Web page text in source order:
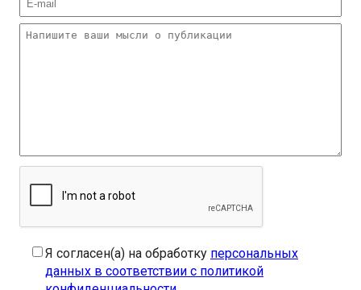
Я согласен(а) на обработку персональных
данных в соответствии с политикой